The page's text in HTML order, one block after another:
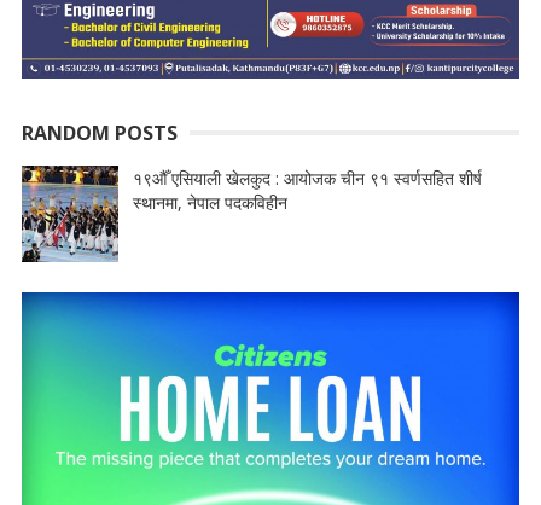
RANDOM POSTS
१९औँ एसियाली खेलकुद : आयोजक चीन ९१ स्वर्णसहित शीर्ष
स्थानमा, नेपाल पदकविहीन